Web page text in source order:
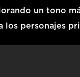
un tono
los personajes